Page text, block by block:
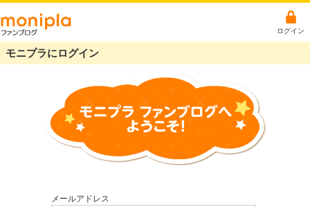
ログイン
モニプラにログイン
メールアドレス